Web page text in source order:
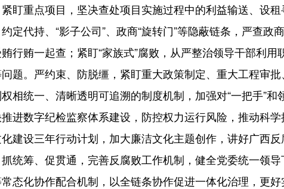
盯重点项目，坚决查处项目实施过程中的利益输送、设
代持、“影子公司”、政商“旋转门”等隐蔽链条，严查政
行贿一起查；紧盯“家族式”腐败，从严整治领导干部利用
题。严约束、防脱缰，紧盯重大政策制定、重大工程审
相统一、清晰透明可追溯的制度机制，加强对“一把手”和
进数字纪检监察体系建设，防控权力运行风险，推动科
建设三年行动计划，加大廉洁文化主题创作，讲好广西
统筹、促贯通，完善反腐败工作机制，健全党委统一领
态化协作配合机制，以全链条协作促进一体化治理，更好